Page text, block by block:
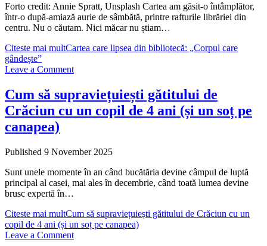
Forto credit: Annie Spratt, Unsplash Cartea am găsit-o întâmplător,
într-o după-amiază aurie de sâmbătă, printre rafturile librăriei din
centru. Nu o căutam. Nici măcar nu știam…
Citeste mai multCartea care lipsea din bibliotecă: „Corpul care
gândește”
Leave a Comment
Cum să supraviețuiești gătitului de
Crăciun cu un copil de 4 ani (și un soț pe
canapea)
Published 9 November 2025
Sunt unele momente în an când bucătăria devine câmpul de luptă
principal al casei, mai ales în decembrie, când toată lumea devine
brusc expertă în…
Citeste mai multCum să supraviețuiești gătitului de Crăciun cu un
copil de 4 ani (și un soț pe canapea)
Leave a Comment